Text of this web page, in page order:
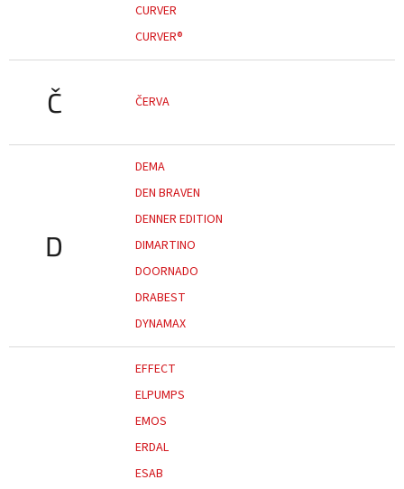
CURVER
CURVER®
Č ČERVA
D
DEMA
DEN BRAVEN
DENNER EDITION
DIMARTINO
DOORNADO
DRABEST
DYNAMAX
EFFECT
ELPUMPS
EMOS
ERDAL
ESAB